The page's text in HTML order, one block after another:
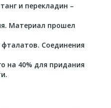
и перекладин –
Материал прошел
Соединения
на 40% для придания